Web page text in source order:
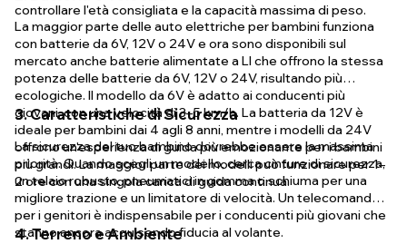
controllare l'età consigliata e la capacità massima di peso.
La maggior parte delle auto elettriche per bambini funziona
con batterie da 6V, 12V o 24V e ora sono disponibili sul
mercato anche batterie alimentate a LI che offrono la stessa
potenza delle batterie da 6V, 12V o 24V, risultando più
ecologiche. Il modello da 6V è adatto ai conducenti più
giovani, con una velocità di 3–5 km/h. La batteria da 12V è
ideale per bambini dai 4 agli 8 anni, mentre i modelli da 24V
offrono un'esperienza di guida più emozionante per i bambini
più grandi. La maggior parte dei modelli può funzionare per 1–
2 ore con una singola carica di guida continua.
3. Caratteristiche di Sicurezza
La sicurezza del tuo bambino dovrebbe essere la massima
priorità. Quando scegli un modello, cerca cinture di sicurezza,
un telaio robusto, pneumatici in gomma o schiuma per una
migliore trazione e un limitatore di velocità. Un telecomando
per i genitori è indispensabile per i conducenti più giovani che
stanno ancora acquisendo fiducia al volante.
4. Terreno e Ambiente